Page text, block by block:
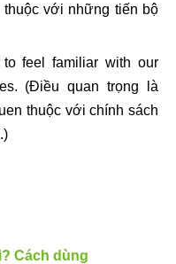
thuộc với những tiến bộ
to feel familiar with our
(Điều quan trọng là
thuộc với chính sách
Cách dùng